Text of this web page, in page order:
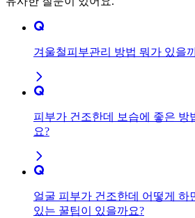
겨울철피부관리 방법 뭐가 있을
피부가 건조한데 보습에 좋은 방
요?
얼굴 피부가 건조한데 어떻게 하
있는 꿀팁이 있을까요?